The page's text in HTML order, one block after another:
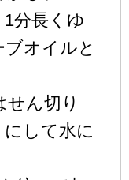
分長くゆ
オイルと
ん切り
して水に